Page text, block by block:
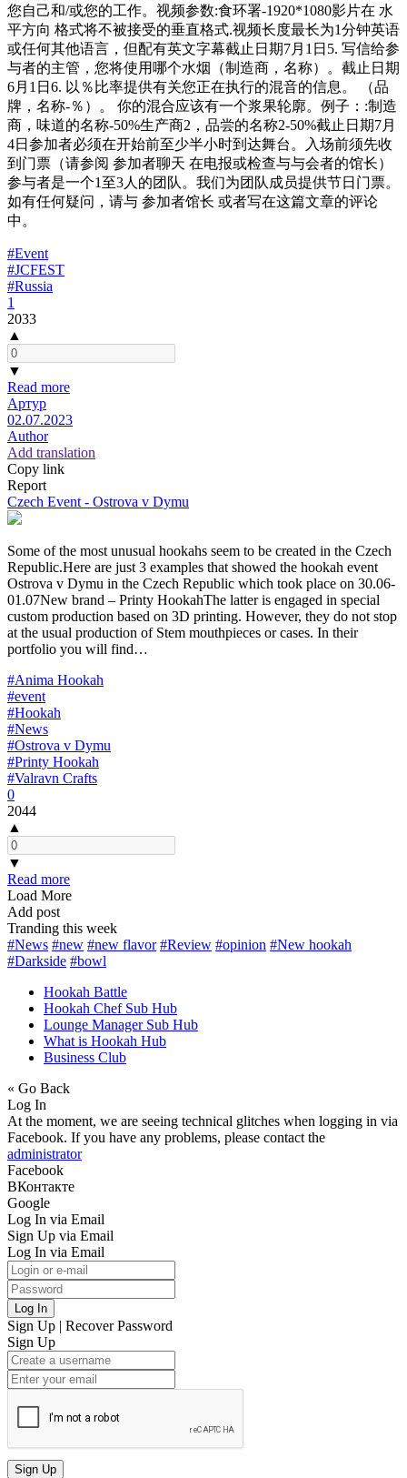
您自己和/或您的工作。视频参数:食环署-1920*1080影片在 水
平方向 格式将不被接受的垂直格式.视频长度最长为1分钟英语
或任何其他语言，但配有英文字幕截止日期7月1日5. 写信给参
与者的主管，您将使用哪个水烟（制造商，名称）。截止日期
6月1日6. 以％比率提供有关您正在执行的混音的信息。 （品
牌，名称-％）。 你的混合应该有一个浆果轮廓。例子：:制造
商，味道的名称-50%生产商2，品尝的名称2-50%截止日期7月
4日参加者必须在开始前至少半小时到达舞台。入场前须先收
到门票（请参阅 参加者聊天 在电报或检查与与会者的馆长）
参与者是一个1至3人的团队。我们为团队成员提供节日门票。
如有任何疑问，请与 参加者馆长 或者写在这篇文章的评论
中。
#Event
#JCFEST
#Russia
1
2033
▲
▼
Read more
Артур
02.07.2023
Author
Add translation
Copy link
Report
Czech Event - Ostrova v Dymu
Some of the most unusual hookahs seem to be created in the Czech
Republic.Here are just 3 examples that showed the hookah event
Ostrova v Dymu in the Czech Republic which took place on 30.06-
01.07New brand – Printy HookahThe latter is engaged in special
custom production based on 3D printing. However, they do not stop
at the usual production of Stem mouthpieces or cases. In their
portfolio you will find…
#Anima Hookah
#event
#Hookah
#News
#Ostrova v Dymu
#Printy Hookah
#Valravn Crafts
0
2044
▲
▼
Read more
Load More
Add post
Tranding this week
#News #new #new flavor #Review #opinion #New hookah
#Darkside #bowl
Hookah Battle
Hookah Chef Sub Hub
Lounge Manager Sub Hub
What is Hookah Hub
Business Club
« Go Back
Log In
At the moment, we are seeing technical glitches when logging in via
Facebook. If you have any problems, please contact the
administrator
Facebook
ВКонтакте
Google
Log In via Email
Sign Up via Email
Log In via Email
Log In
Sign Up | Recover Password
Sign Up
Sign Up